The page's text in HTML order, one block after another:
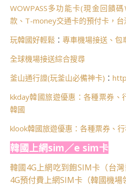
WOWPASS多功能卡(現金回饋碼
款、T-money交通卡的預付卡，
玩韓國好輕鬆 ： 專車機場接送、包
全球機場接送綜合搜尋
釜山通行證(玩釜山必備神卡) ：
kkday韓國旅遊優惠：各種票券、
韓國
klook韓國旅遊優惠：各種票券、
韓國上網sim／e sim卡
韓國4G上網吃到飽SIM卡（台灣
4G預付費上網SIM卡（韓國機場